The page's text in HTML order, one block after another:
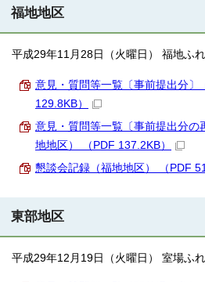
福地地区
平成29年11月28日（火曜日） 福地ふ
意見・質問等一覧〔事前提出分〕
129.8KB）
意見・質問等一覧〔事前提出分の
地地区） （PDF 137.2KB）
懇談会記録（福地地区） （PDF
東部地区
平成29年12月19日（火曜日） 室場ふ